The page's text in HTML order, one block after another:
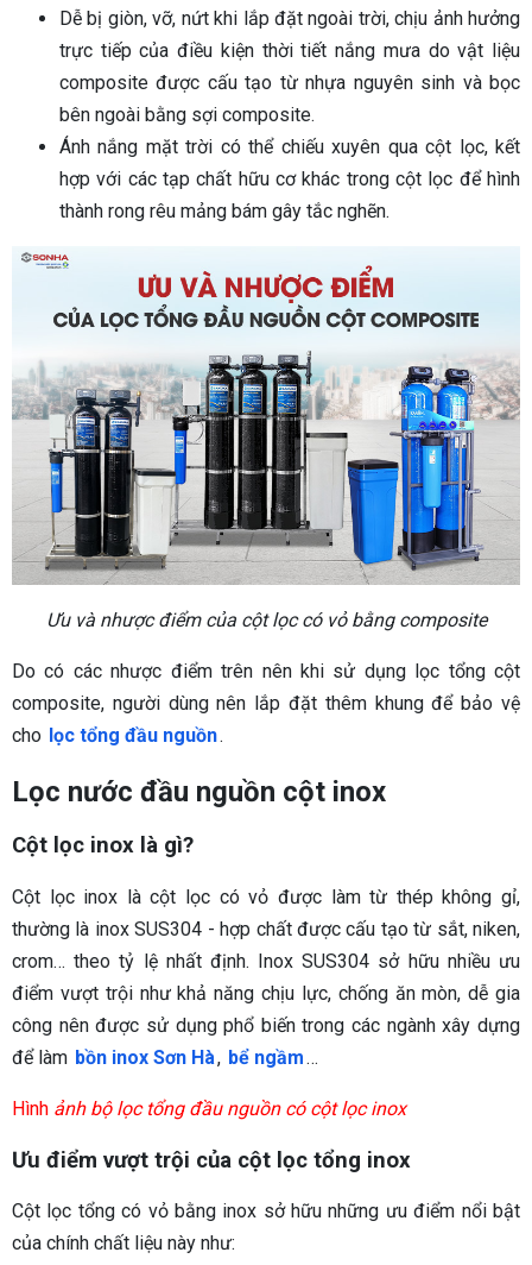
Dễ bị giòn, vỡ, nứt khi lắp đặt ngoài trời, chịu ảnh hưởng
trực tiếp của điều kiện thời tiết nắng mưa do vật liệu
composite được cấu tạo từ nhựa nguyên sinh và bọc
bên ngoài bằng sợi composite.
Ánh nắng mặt trời có thể chiếu xuyên qua cột lọc, kết
hợp với các tạp chất hữu cơ khác trong cột lọc để hình
thành rong rêu mảng bám gây tắc nghẽn.
Ưu và nhược điểm của cột lọc có vỏ bằng composite
Do có các nhược điểm trên nên khi sử dụng lọc tổng cột
composite, người dùng nên lắp đặt thêm khung để bảo vệ
cho lọc tổng đầu nguồn.
Lọc nước đầu nguồn cột inox
Cột lọc inox là gì?
Cột lọc inox là cột lọc có vỏ được làm từ thép không gỉ,
thường là inox SUS304 - hợp chất được cấu tạo từ sắt, niken,
crom… theo tỷ lệ nhất định. Inox SUS304 sở hữu nhiều ưu
điểm vượt trội như khả năng chịu lực, chống ăn mòn, dễ gia
công nên được sử dụng phổ biến trong các ngành xây dựng
để làm bồn inox Sơn Hà, bể ngầm…
Hình ảnh bộ lọc tổng đầu nguồn có cột lọc inox
Ưu điểm vượt trội của cột lọc tổng inox
Cột lọc tổng có vỏ bằng inox sở hữu những ưu điểm nổi bật
của chính chất liệu này như: